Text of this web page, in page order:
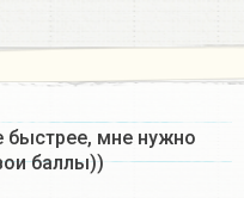
быстрее, мне нужно
баллы))